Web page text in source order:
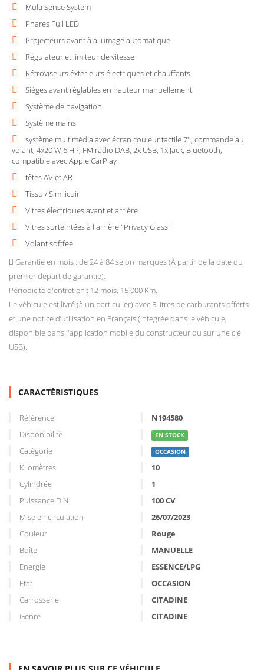
Multi Sense System
Phares Full LED
Projecteurs avant à allumage automatique
Régulateur et limiteur de vitesse
Rétroviseurs éxterieurs électriques et chauffants
Sièges avant réglables en hauteur manuellement
Système de navigation
Système mains
système multimédia avec écran couleur tactile 7'', commande au
volant, 4x20 W,6 HP, FM radio DAB, 2x USB, 1x Jack, Bluetooth,
compatible avec Apple CarPlay
têtes AV et AR
Tissu / Similicuir
Vitres électriques avant et arrière
Vitres surteintées à l'arrière "Privacy Glass"
Volant softfeel
Garantie en mois : de 24 à 84 selon marques (À partir de la date du
premier départ de garantie).
Périodicité d'entretien : 12 mois, 15 000 Km.
Le véhicule est livré (à un particulier) avec 5 litres de carburants offerts
et une notice d’utilisation en Français (intégrée dans le véhicule,
disponible dans l'application mobile du constructeur ou sur une clé
USB).
CARACTÉRISTIQUES
Référence
N194580
Disponibilité
EN STOCK
Catégorie OCCASION
Kilomètres
10
Cylindrée
1
Puissance DIN
100 CV
Mise en circulation
26/07/2023
Couleur
Rouge
Boîte
MANUELLE
Energie
ESSENCE/LPG
Etat
OCCASION
Carrosserie
CITADINE
Genre
CITADINE